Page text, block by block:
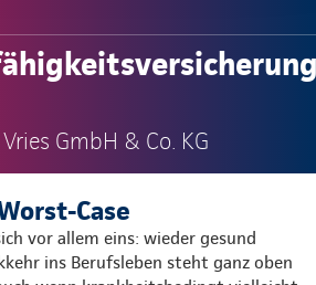
GmbH & Co. KG
Case
vor allem eins: wieder gesund
ins Berufsleben steht ganz oben